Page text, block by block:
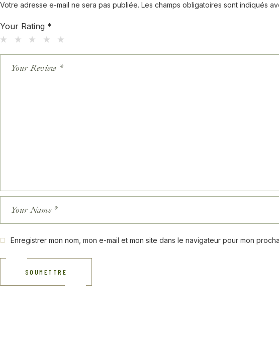
Votre adresse e-mail ne sera pas publiée. Les champs obligatoires sont indiqués
Your Rating *
Enregistrer mon nom, mon e-mail et mon site dans le navigateur pour mon
SOUMETTRE